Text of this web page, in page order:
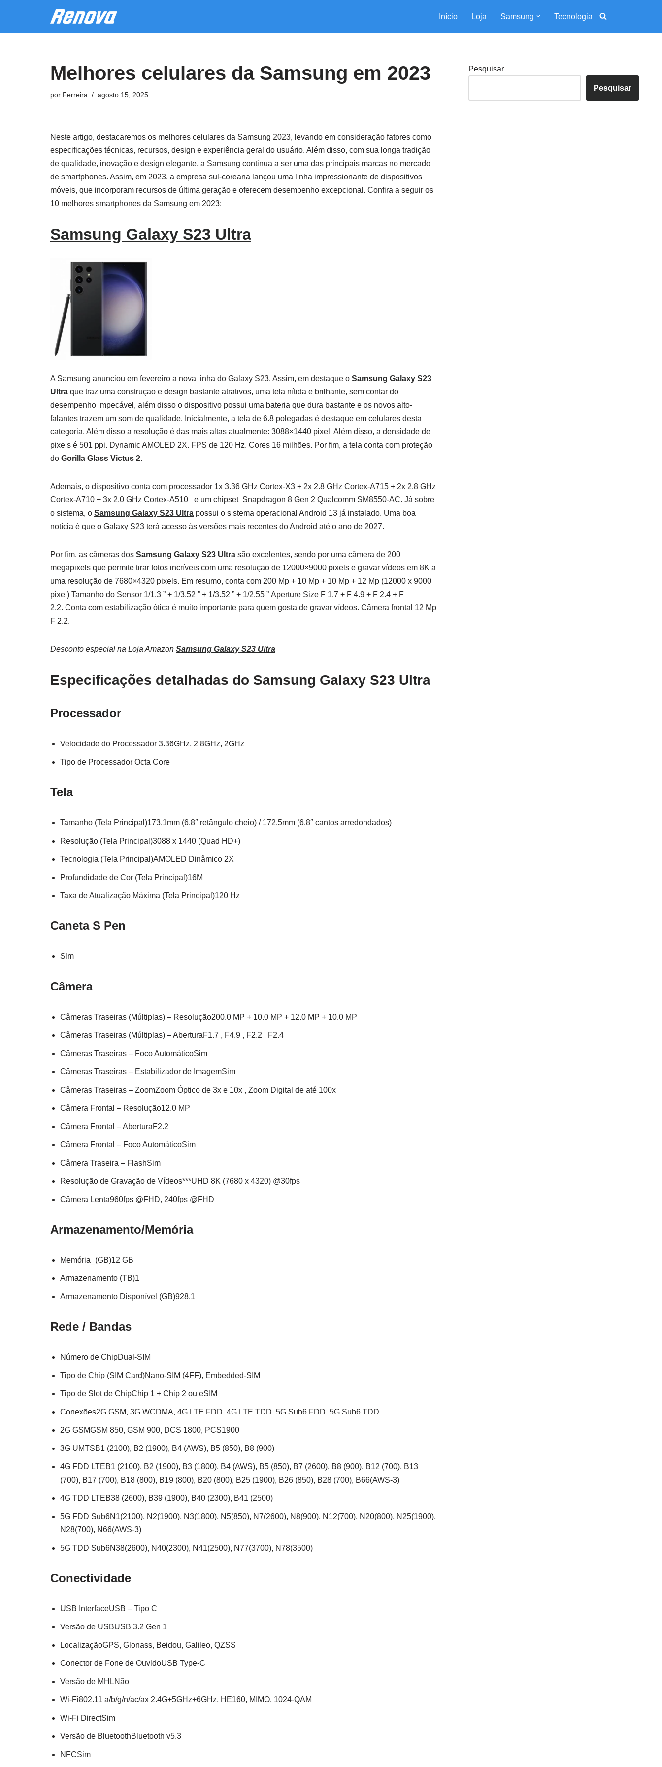
Início Loja Samsung Tecnologia
Melhores celulares da Samsung em 2023
por Ferreira agosto 15, 2025
Neste artigo, destacaremos os melhores celulares da Samsung 2023, levando em consideração fatores como
especificações técnicas, recursos, design e experiência geral do usuário. Além disso, com sua longa tradição
de qualidade, inovação e design elegante, a Samsung continua a ser uma das principais marcas no mercado
de smartphones. Assim, em 2023, a empresa sul-coreana lançou uma linha impressionante de dispositivos
móveis, que incorporam recursos de última geração e oferecem desempenho excepcional. Confira a seguir os
10 melhores smartphones da Samsung em 2023:
Samsung Galaxy S23 Ultra
A Samsung anunciou em fevereiro a nova linha do Galaxy S23. Assim, em destaque o Samsung Galaxy S23
Ultra que traz uma construção e design bastante atrativos, uma tela nítida e brilhante, sem contar do
desempenho impecável, além disso o dispositivo possui uma bateria que dura bastante e os novos alto-
falantes trazem um som de qualidade. Inicialmente, a tela de 6.8 polegadas é destaque em celulares desta
categoria. Além disso a resolução é das mais altas atualmente: 3088×1440 pixel. Além disso, a densidade de
pixels é 501 ppi. Dynamic AMOLED 2X. FPS de 120 Hz. Cores 16 milhões. Por fim, a tela conta com proteção
do Gorilla Glass Victus 2.
Ademais, o dispositivo conta com processador 1x 3.36 GHz Cortex-X3 + 2x 2.8 GHz Cortex-A715 + 2x 2.8 GHz
Cortex-A710 + 3x 2.0 GHz Cortex-A510 e um chipset Snapdragon 8 Gen 2 Qualcomm SM8550-AC. Já sobre
o sistema, o Samsung Galaxy S23 Ultra possui o sistema operacional Android 13 já instalado. Uma boa
notícia é que o Galaxy S23 terá acesso às versões mais recentes do Android até o ano de 2027.
Por fim, as câmeras dos Samsung Galaxy S23 Ultra são excelentes, sendo por uma câmera de 200
megapixels que permite tirar fotos incríveis com uma resolução de 12000×9000 pixels e gravar vídeos em 8K a
uma resolução de 7680×4320 pixels. Em resumo, conta com 200 Mp + 10 Mp + 10 Mp + 12 Mp (12000 x 9000
pixel) Tamanho do Sensor 1/1.3 ” + 1/3.52 ” + 1/3.52 ” + 1/2.55 ” Aperture Size F 1.7 + F 4.9 + F 2.4 + F
2.2. Conta com estabilização ótica é muito importante para quem gosta de gravar vídeos. Câmera frontal 12 Mp
F 2.2.
Desconto especial na Loja Amazon Samsung Galaxy S23 Ultra
Especificações detalhadas do Samsung Galaxy S23 Ultra
Processador
Velocidade do Processador 3.36GHz, 2.8GHz, 2GHz
Tipo de Processador Octa Core
Tela
Tamanho (Tela Principal)173.1mm (6.8″ retângulo cheio) / 172.5mm (6.8″ cantos arredondados)
Resolução (Tela Principal)3088 x 1440 (Quad HD+)
Tecnologia (Tela Principal)AMOLED Dinâmico 2X
Profundidade de Cor (Tela Principal)16M
Taxa de Atualização Máxima (Tela Principal)120 Hz
Caneta S Pen
Sim
Câmera
Câmeras Traseiras (Múltiplas) – Resolução200.0 MP + 10.0 MP + 12.0 MP + 10.0 MP
Câmeras Traseiras (Múltiplas) – AberturaF1.7 , F4.9 , F2.2 , F2.4
Câmeras Traseiras – Foco AutomáticoSim
Câmeras Traseiras – Estabilizador de ImagemSim
Câmeras Traseiras – ZoomZoom Óptico de 3x e 10x , Zoom Digital de até 100x
Câmera Frontal – Resolução12.0 MP
Câmera Frontal – AberturaF2.2
Câmera Frontal – Foco AutomáticoSim
Câmera Traseira – FlashSim
Resolução de Gravação de Vídeos***UHD 8K (7680 x 4320) @30fps
Câmera Lenta960fps @FHD, 240fps @FHD
Armazenamento/Memória
Memória_(GB)12 GB
Armazenamento (TB)1
Armazenamento Disponível (GB)928.1
Rede / Bandas
Número de ChipDual-SIM
Tipo de Chip (SIM Card)Nano-SIM (4FF), Embedded-SIM
Tipo de Slot de ChipChip 1 + Chip 2 ou eSIM
Conexões2G GSM, 3G WCDMA, 4G LTE FDD, 4G LTE TDD, 5G Sub6 FDD, 5G Sub6 TDD
2G GSMGSM 850, GSM 900, DCS 1800, PCS1900
3G UMTSB1 (2100), B2 (1900), B4 (AWS), B5 (850), B8 (900)
4G FDD LTEB1 (2100), B2 (1900), B3 (1800), B4 (AWS), B5 (850), B7 (2600), B8 (900), B12 (700), B13
(700), B17 (700), B18 (800), B19 (800), B20 (800), B25 (1900), B26 (850), B28 (700), B66(AWS-3)
4G TDD LTEB38 (2600), B39 (1900), B40 (2300), B41 (2500)
5G FDD Sub6N1(2100), N2(1900), N3(1800), N5(850), N7(2600), N8(900), N12(700), N20(800), N25(1900),
N28(700), N66(AWS-3)
5G TDD Sub6N38(2600), N40(2300), N41(2500), N77(3700), N78(3500)
Conectividade
USB InterfaceUSB – Tipo C
Versão de USBUSB 3.2 Gen 1
LocalizaçãoGPS, Glonass, Beidou, Galileo, QZSS
Conector de Fone de OuvidoUSB Type-C
Versão de MHLNão
Wi-Fi802.11 a/b/g/n/ac/ax 2.4G+5GHz+6GHz, HE160, MIMO, 1024-QAM
Wi-Fi DirectSim
Versão de BluetoothBluetooth v5.3
NFCSim
Pesquisar
Pesquisar